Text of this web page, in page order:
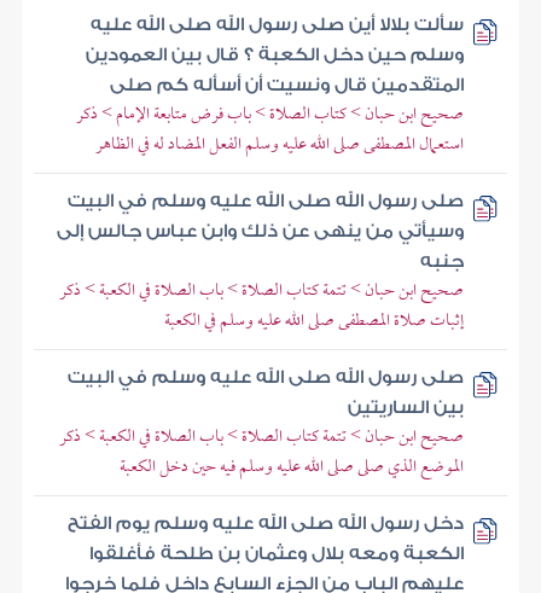
سألت بلالا أين صلى رسول الله صلى الله عليه
وسلم حين دخل الكعبة ؟ قال بين العمودين
المتقدمين قال ونسيت أن أسأله كم صلى
صحيح ابن حبان > كتاب الصلاة > باب فرض متابعة الإمام > ذكر
استعمال المصطفى صلى الله عليه وسلم الفعل المضاد له في الظاهر
صلى رسول الله صلى الله عليه وسلم في البيت
وسيأتي من ينهى عن ذلك وابن عباس جالس إلى
جنبه
صحيح ابن حبان > تتمة كتاب الصلاة > باب الصلاة في الكعبة > ذكر
إثبات صلاة المصطفى صلى الله عليه وسلم في الكعبة
صلى رسول الله صلى الله عليه وسلم في البيت
بين الساريتين
صحيح ابن حبان > تتمة كتاب الصلاة > باب الصلاة في الكعبة > ذكر
الموضع الذي صلى صلى الله عليه وسلم فيه حين دخل الكعبة
دخل رسول الله صلى الله عليه وسلم يوم الفتح
الكعبة ومعه بلال وعثمان بن طلحة فأغلقوا
عليهم الباب من الجزء السابع داخل فلما خرجوا